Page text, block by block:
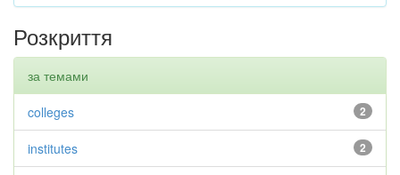
Розкриття
за темами
2
colleges
2
institutes